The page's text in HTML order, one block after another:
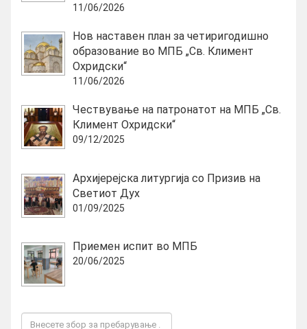
11/06/2026
Нов наставен план за четиригодишно
образование во МПБ „Св. Климент
Охридски“
11/06/2026
Чествување на патронатот на МПБ „Св.
Климент Охридски“
09/12/2025
Архијерејска литургија со Призив на
Светиот Дух
01/09/2025
Приемен испит во МПБ
20/06/2025